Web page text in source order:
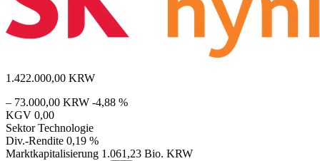
1.422.000,00 KRW
– 73.000,00 KRW -4,88 %
KGV 0,00
Sektor Technologie
Div.-Rendite 0,19 %
Marktkapitalisierung 1.061,23 Bio. KRW